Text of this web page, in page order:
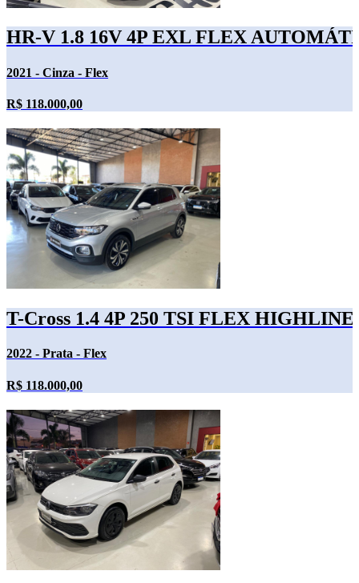
HR-V 1.8 16V 4P EXL FLEX
2021 - Cinza - Flex
R$ 118.000,00
T-Cross 1.4 4P 250 TSI FLEX
2022 - Prata - Flex
R$ 118.000,00